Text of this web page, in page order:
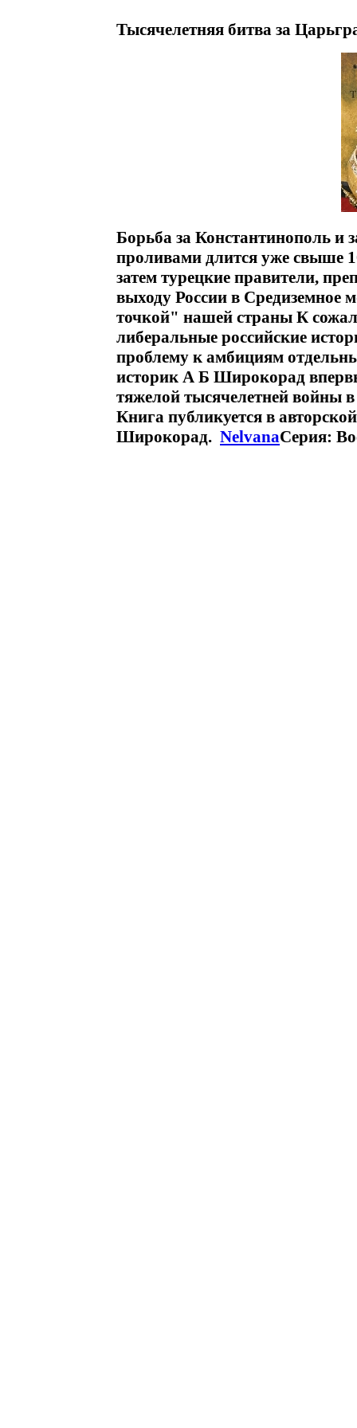
Тысячелетняя битва за
Борьба за Константинополь и
проливами длится уже свыше
затем турецкие правители,
выходу России в Средиземное
точкой" нашей страны К
либеральные российские
проблему к амбициям
историк А Б Широкорад
тяжелой тысячелетней войны
Книга публикуется в
Широкорад. NelvanaСерия: